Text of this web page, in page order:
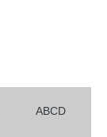
ABCD